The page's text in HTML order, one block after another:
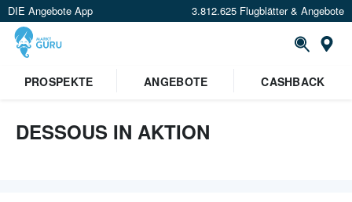
DIE Angebote App 3.812.625 Flugblätter & Angebote
PROSPEKTE
ANGEBOTE CASHBACK
DESSOUS IN AKTION